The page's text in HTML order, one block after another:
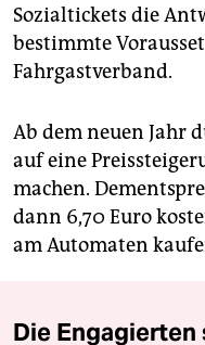
Sozialtickets die
bestimmte
Fahrgastverband.
Ab dem neuen Jahr
auf eine
machen.
dann 6,70 Euro
am Automaten
Die Engagierten